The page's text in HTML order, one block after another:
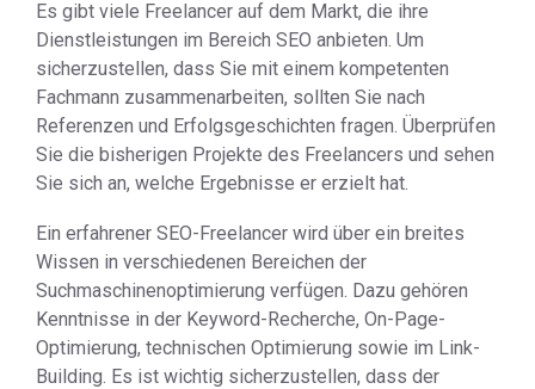
Es gibt viele Freelancer auf dem Markt, die ihre
Dienstleistungen im Bereich SEO anbieten. Um
sicherzustellen, dass Sie mit einem kompetenten
Fachmann zusammenarbeiten, sollten Sie nach
Referenzen und Erfolgsgeschichten fragen. Überprüfen
Sie die bisherigen Projekte des Freelancers und sehen
Sie sich an, welche Ergebnisse er erzielt hat.
Ein erfahrener SEO-Freelancer wird über ein breites
Wissen in verschiedenen Bereichen der
Suchmaschinenoptimierung verfügen. Dazu gehören
Kenntnisse in der Keyword-Recherche, On-Page-
Optimierung, technischen Optimierung sowie im Link-
Building. Es ist wichtig sicherzustellen, dass der